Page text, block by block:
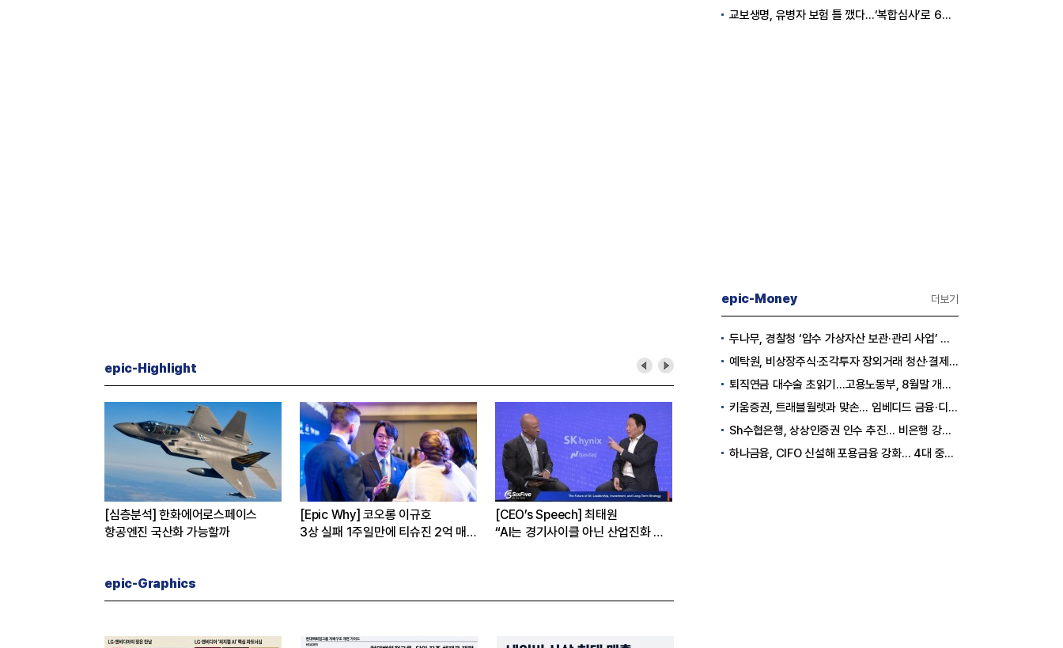
epic-Highlight
[심층분석] 한화에어로스페이스
항공엔진 국산화 가능할까
[Epic Why] 코오롱 이규호
3상 실패 1주일만에 티슈진 2억 매
[CEO’s Speech] 최태원
“AI는 경기사이클 아닌 산업진화 그
epic-Graphics
교보생명, 유병자 보험 틀 깼다…‘복합심사’로 6개월 독점권 획득
epic-Money 더보기
두나무, 경찰청 ‘압수 가상자산 보관·관리 사업’ 최종 낙찰
예탁원, 비상장주식·조각투자 장외거래 청산·결제 인프라 구축 착수
퇴직연금 대수술 초읽기…고용노동부, 8월말 개정안 발표
키움증권, 트래블월렛과 맞손… 임베디드 금융·디지털 자산 신사업 추진
Sh수협은행, 상상인증권 인수 추진… 비은행 강화 ‘금융그룹’ 도약 발판
하나금융, CIFO 신설해 포용금융 강화… 4대 중심축 중심 상반기 목표 60% 달성